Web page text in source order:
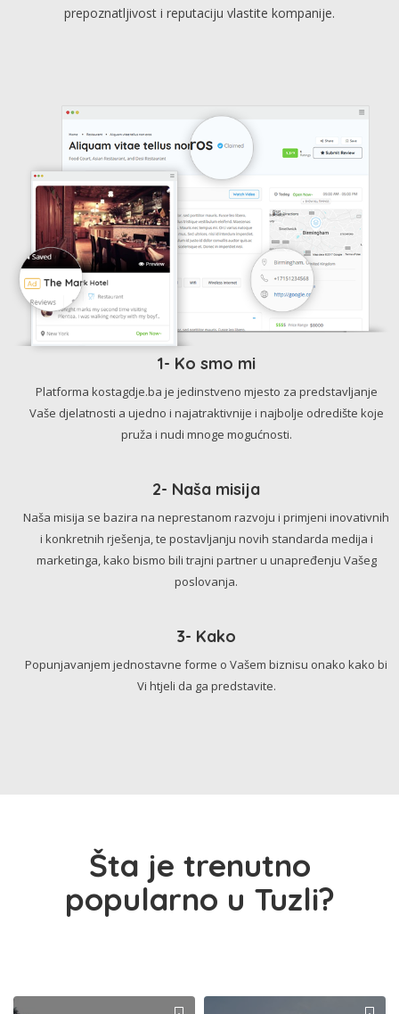
prepoznatljivost i reputaciju vlastite kompanije.
1- Ko smo mi
Platforma kostagdje.ba je jedinstveno mjesto za predstavljanje
Vaše djelatnosti a ujedno i najatraktivnije i najbolje odredište koje
pruža i nudi mnoge mogućnosti.
2- Naša misija
Naša misija se bazira na neprestanom razvoju i primjeni inovativnih
i konkretnih rješenja, te postavljanju novih standarda medija i
marketinga, kako bismo bili trajni partner u unapređenju Vašeg
poslovanja.
3- Kako
Popunjavanjem jednostavne forme o Vašem biznisu onako kako bi
Vi htjeli da ga predstavite.
Šta je trenutno
popularno u Tuzli?